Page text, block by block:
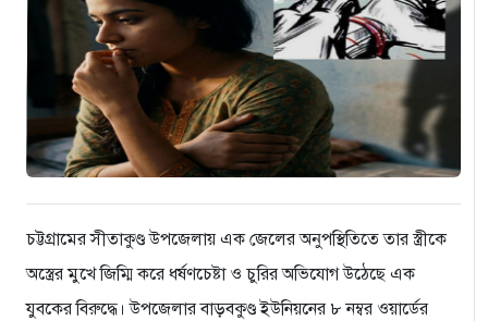
চট্টগ্রামের সীতাকুণ্ড উপজেলায় এক জেলের অনুপস্থিতিতে তার স্ত্রীকে
অস্ত্রের মুখে জিম্মি করে ধর্ষণচেষ্টা ও চুরির অভিযোগ উঠেছে এক
যুবকের বিরুদ্ধে। উপজেলার বাড়বকুণ্ড ইউনিয়নের ৮ নম্বর ওয়ার্ডের